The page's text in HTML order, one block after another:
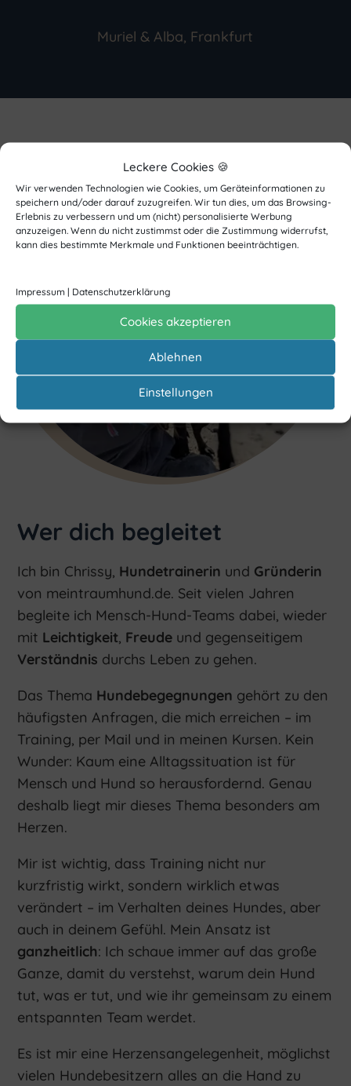
Leckere Cookies 🍪
Wir verwenden Technologien wie Cookies, um Geräteinformationen zu
speichern und/oder darauf zuzugreifen. Wir tun dies, um das Browsing-
Erlebnis zu verbessern und um (nicht) personalisierte Werbung
anzuzeigen. Wenn du nicht zustimmst oder die Zustimmung widerrufst,
kann dies bestimmte Merkmale und Funktionen beeinträchtigen.
Impressum | Datenschutzerklärung
Cookies akzeptieren
Ablehnen
Einstellungen
Muriel & Alba, Frankfurt
Wer dich begleitet
Ich bin Chrissy, Hundetrainerin und Gründerin
von meintraumhund.de. Seit vielen Jahren
begleite ich Mensch-Hund-Teams dabei, wieder
mit Leichtigkeit, Freude und gegenseitigem
Verständnis durchs Leben zu gehen.
Das Thema Hundebegegnungen gehört zu den
häufigsten Anfragen, die mich erreichen – im
Training, per Mail und in meinen Kursen. Kein
Wunder: Kaum eine Alltagssituation ist für
Mensch und Hund so herausfordernd. Genau
deshalb liegt mir dieses Thema besonders am
Herzen.
Mir ist wichtig, dass Training nicht nur
kurzfristig wirkt, sondern wirklich etwas
verändert – im Verhalten deines Hundes, aber
auch in deinem Gefühl. Mein Ansatz ist
ganzheitlich: Ich schaue immer auf das große
Ganze, damit du verstehst, warum dein Hund
tut, was er tut, und wie ihr gemeinsam zu einem
entspannten Team werdet.
Es ist mir eine Herzensangelegenheit, möglichst
vielen Hundebesitzern alles an die Hand zu